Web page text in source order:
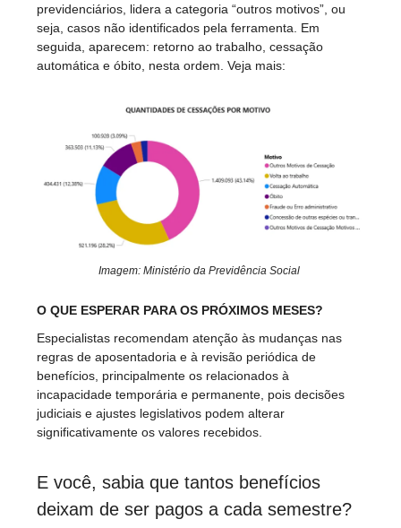
previdenciários, lidera a categoria “outros motivos”, ou
seja, casos não identificados pela ferramenta. Em
seguida, aparecem: retorno ao trabalho, cessação
automática e óbito, nesta ordem. Veja mais:
Imagem: Ministério da Previdência Social
O QUE ESPERAR PARA OS PRÓXIMOS MESES?
Especialistas recomendam atenção às mudanças nas
regras de aposentadoria e à revisão periódica de
benefícios, principalmente os relacionados à
incapacidade temporária e permanente, pois decisões
judiciais e ajustes legislativos podem alterar
significativamente os valores recebidos.
E você, sabia que tantos benefícios
deixam de ser pagos a cada semestre?